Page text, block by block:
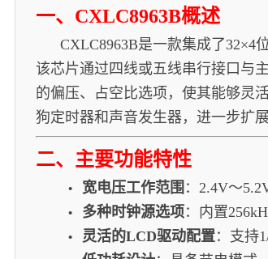
一、CXLC8963B概述
CXLC8963B是一款集成了32×4位
该芯片通过四线或五线串行接口与
的偏压、占空比选项，使其能够灵
狗定时器和声音发生器，进一步扩
二、主要功能特性
• 宽电压工作范围 ：2.4V～
• 多种时钟源选项：内置
• 灵活的LCD驱动配置：支持